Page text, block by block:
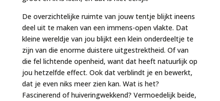
De overzichtelijke ruimte van jouw tentje blijkt ineens
deel uit te maken van een immens-open vlakte. Dat
kleine wereldje van jou blijkt een klein onderdeeltje te
zijn van die enorme duistere uitgestrektheid. Of van
die fel lichtende openheid, want dat heeft natuurlijk op
jou hetzelfde effect. Ook dat verblindt je en bewerkt,
dat je even niks meer zien kan. Wat is het?
Fascinerend of huiveringwekkend? Vermoedelijk beide,